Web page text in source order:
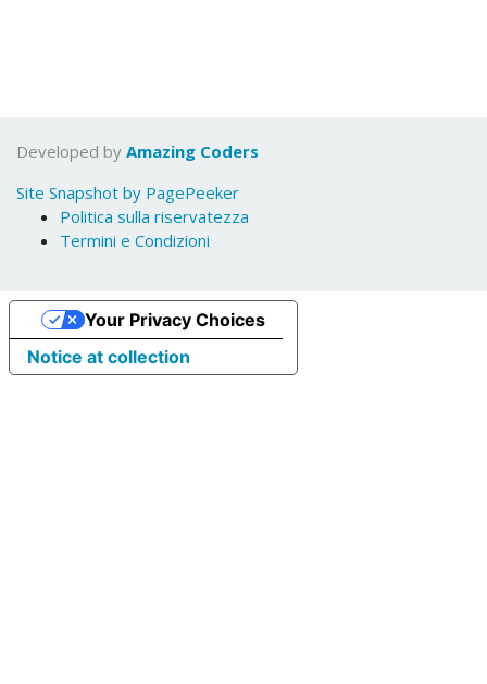
Developed by Amazing Coders
Site Snapshot by PagePeeker
Politica sulla riservatezza
Termini e Condizioni
Notice at collection
Your Privacy Choices